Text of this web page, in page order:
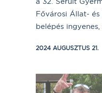
Fővárosi Állat-
belépés ingyenes,
2024 AUGUSZTUS 21.